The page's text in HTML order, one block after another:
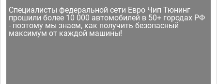
Специалисты федеральной сети Евро Чип Тюнинг
прошили более 10 000 автомобилей в 50+ городах РФ
- поэтому мы знаем, как получить безопасный
максимум от каждой машины!